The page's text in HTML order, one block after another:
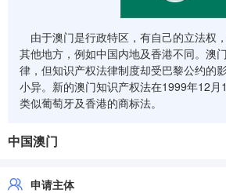
由于澳门是行政特区，有自己的立法权
其他地方，例如中国内地及香港不同。澳
律，但知识产权法律制度却受巴黎公约的
小异。新的澳门知识产权法在1999年12月
类似葡萄牙及香港的商标法。
中国澳门
申请主体